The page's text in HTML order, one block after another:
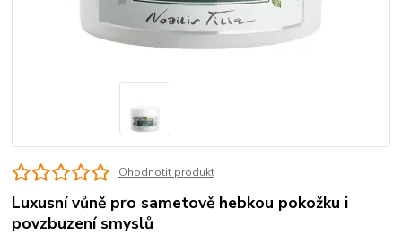
Ohodnotit produkt
Luxusní vůně pro sametově hebkou pokožku i
povzbuzení smyslů